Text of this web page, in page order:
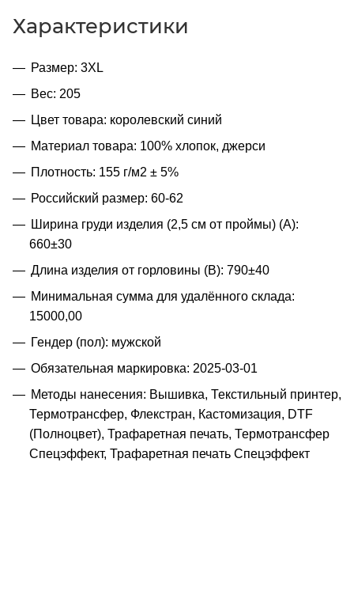
Характеристики
Размер: 3XL
Вес: 205
Цвет товара: королевский синий
Материал товара: 100% хлопок, джерси
Плотность: 155 г/м2 ± 5%
Российский размер: 60-62
Ширина груди изделия (2,5 см от проймы) (A):
660±30
Длина изделия от горловины (B): 790±40
Минимальная сумма для удалённого склада:
15000,00
Гендер (пол): мужской
Обязательная маркировка: 2025-03-01
Методы нанесения: Вышивка, Текстильный принтер,
Термотрансфер, Флекстран, Кастомизация, DTF
(Полноцвет), Трафаретная печать, Термотрансфер
Спецэффект, Трафаретная печать Спецэффект